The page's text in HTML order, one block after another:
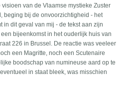
van de Vlaamse mystieke Zuster
beging bij de onvoorzichtigheid - het
in dit geval van mij - de tekst aan zijn
bijeenkomst in het ouderlijk huis van
226 in Brussel. De reactie was veeleer
een Magritte, noch een Scutenaire
boodschap van numineuse aard op te
in staat bleek, was misschien